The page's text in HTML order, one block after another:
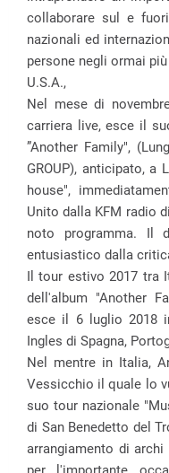
collaborare sul e
nazionali ed
persone negli ormai
U.S.A.,
Nel mese di
carriera live, esce il
”Another Family",
GROUP), anticipato, a
house",
Unito dalla KFM radio
noto programma. Il
entusiastico dalla
Il tour estivo 2017 tra
dell'album "Another
esce il 6 luglio 2018
Ingles di Spagna,
Nel mentre in Italia,
Vessicchio il quale lo
suo tour nazionale
di San Benedetto del
arrangiamento di archi